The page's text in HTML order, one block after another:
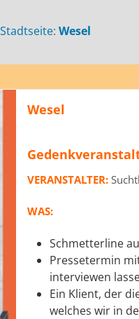
Wesel
Wesel
VERANSTALTER:
WAS:
Schmetterline
Pressetermin
interviewen
Ein Klient, der
welches wir in